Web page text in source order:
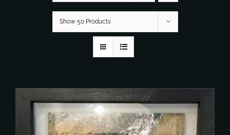
Show 50 Products